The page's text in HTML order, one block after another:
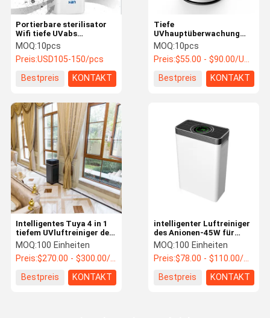
Nach Hause Produits Kontakt
HEPA-Filter-Luftreiniger
Hauptluftreiniger
Auto-Luftreiniger
UV-HEPA-Luftreiniger
Tischplattenluftreiniger
Boden-Stellungs-Luftreiniger
An der Wand befestigter Luftreiniger
Plasma-Luft-Sterilisator
Anionen-Luftreiniger
Tiefe
UVhauptüberwachung
des sterilisator-PM2.5
UVC Hepa-Filter-
Luftreiniger
MOQ:10pcs
Preis:$55.00 - $90.00/Units
Bestpreis
KONTAKT
Portierbare sterilisator
Wifi tiefe UVabs
Materialien mit Keimer
Kit Anion
MOQ:10pcs
Preis:USD105-150/pcs
Bestpreis
KONTAKT
intelligenter Luftreiniger
des Anionen-45W für
mittlere Räume 258
Quadratfuß mit
Qualitäts-Monitor
MOQ:100 Einheiten
Preis:$78.00 - $110.00/Units
Bestpreis
KONTAKT
Intelligentes Tuya 4 in 1
tiefem UVluftreiniger des
sterilisator-HEPA mit
Anionen-Sensor
MOQ:100 Einheiten
Preis:$270.00 - $300.00/Units
Bestpreis
KONTAKT